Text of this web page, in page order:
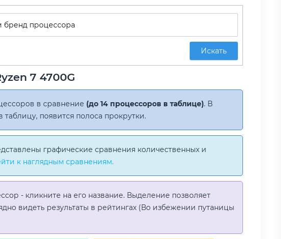
Искать
7 4700G
в сравнение (до 14 процессоров в таблице). В
появится полоса прокрутки.
графические сравнения количественных и
к наглядным сравнениям.
- кликните на его название. Выделение позволяет
видеть результаты в рейтингах (Во избежении путаницы